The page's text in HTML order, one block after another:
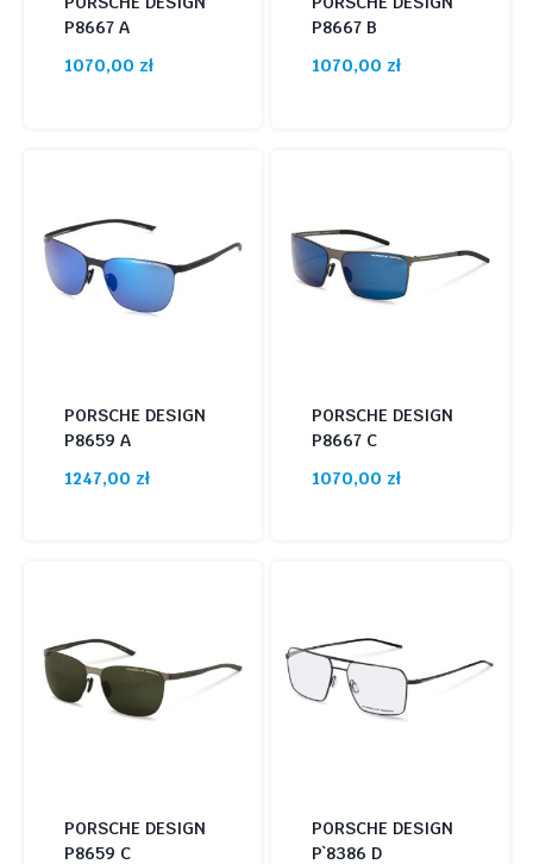
P8667 A
1070,00 zł
P8667 B
1070,00 zł
PORSCHE DESIGN
P8659 A
1247,00 zł
PORSCHE DESIGN
P8667 C
1070,00 zł
PORSCHE DESIGN
P8659 C
PORSCHE DESIGN
P`8386 D